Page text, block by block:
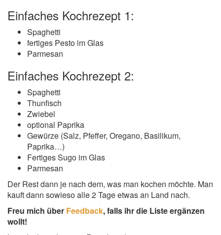
Einfaches Kochrezept 1:
Spaghetti
fertiges Pesto im Glas
Parmesan
Einfaches Kochrezept 2:
Spaghetti
Thunfisch
Zwiebel
optional Paprika
Gewürze (Salz, Pfeffer, Oregano, Basilikum,
Paprika…)
Fertiges Sugo im Glas
Parmesan
Der Rest dann je nach dem, was man kochen möchte. Man
kauft dann sowieso alle 2 Tage etwas an Land nach.
Freu mich über Feedback, falls ihr die Liste ergänzen
wollt!